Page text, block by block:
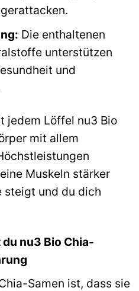
Die enthaltenen
unterstützen
und
jedem Löffel nu3 Bio
mit allem
Muskeln stärker
steigt und du dich
nu3 Bio Chia-
Samen ist, dass sie